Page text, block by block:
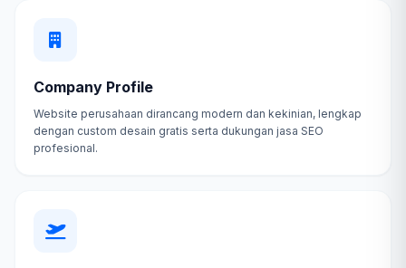
Company Profile
Website perusahaan dirancang modern dan kekinian, lengkap
dengan custom desain gratis serta dukungan jasa SEO
profesional.